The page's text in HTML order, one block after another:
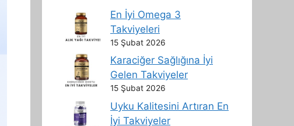
En İyi Omega 3
Takviyeleri
15 Şubat 2026
Karaciğer Sağlığına İyi
Gelen Takviyeler
15 Şubat 2026
Uyku Kalitesini Artıran En
İyi Takviyeler